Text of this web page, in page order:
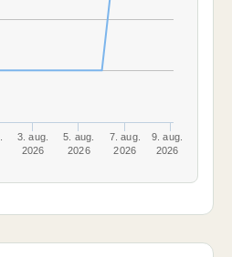
3. aug.
2026
5. aug.
2026
7. aug.
2026
9. aug.
2026